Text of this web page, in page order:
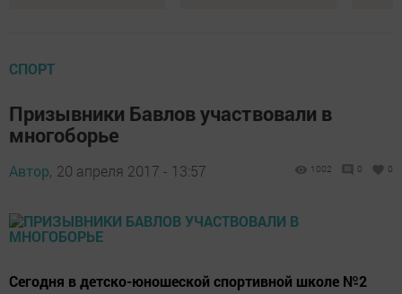
СПОРТ
Призывники Бавлов участвовали в
многоборье
Автор, 20 апреля 2017 - 13:57 1002 0 0
Сегодня в детско-юношеской спортивной школе №2